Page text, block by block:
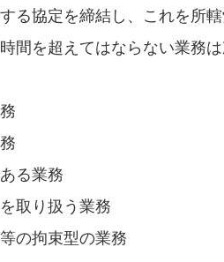
る協定を締結し、これを所
間を超えてはならない業務は
る業務
取り扱う業務
の拘束型の業務